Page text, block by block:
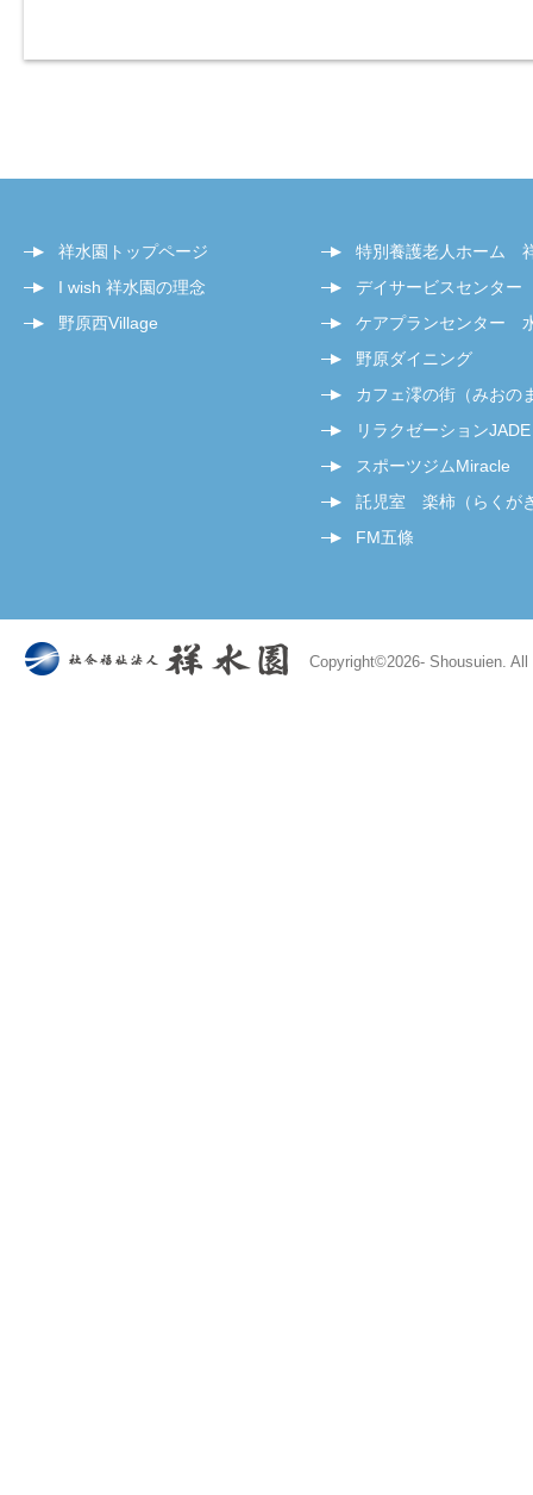
祥水園トップページ
I wish 祥水園の理念
野原西Village
特別養護老人ホーム
デイサービスセンタ
ケアプランセンター
野原ダイニング
カフェ澪の街（みおの
リラクゼーションJADE
スポーツジムMiracle
託児室 楽柿（らくが
FM五條
Copyright©2026- Shousuien.